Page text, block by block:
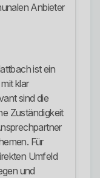
Anbieter
ist ein
klar
sind die
Zuständigkeit
Für
Umfeld
und